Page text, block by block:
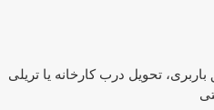
تحویل درب کارخانه یا تریلی